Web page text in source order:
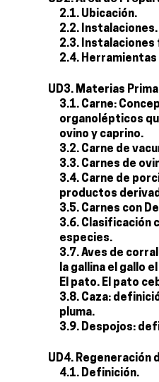
2.1. Ubicación.
2.2. Instalaciones.
2.3.
2.4.
UD3. Materias
3.1. Carne:
organolépticos
ovino y caprino.
3.2. Carne de
3.3. Carnes de
3.4. Carne de
productos
3.5. Carnes con
3.6. Clasificación
especies.
3.7. Aves de
la gallina el gallo
El pato. El pato
3.8. Caza:
pluma.
3.9. Despojos:
UD4. Regeneración
4.1. Definición.